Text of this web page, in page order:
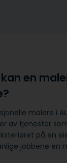
en
malere i
av tjenester
på en
jobbene en